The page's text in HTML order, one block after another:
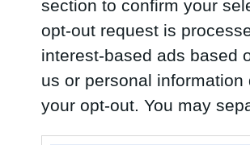
section to confirm your
opt-out request is
interest-based ads based
us or personal
your opt-out. You may